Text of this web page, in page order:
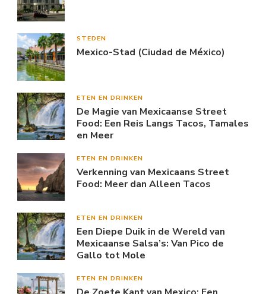
STEDEN
Mexico-Stad (Ciudad de México)
ETEN EN DRINKEN
De Magie van Mexicaanse Street
Food: Een Reis Langs Tacos, Tamales
en Meer
ETEN EN DRINKEN
Verkenning van Mexicaans Street
Food: Meer dan Alleen Tacos
ETEN EN DRINKEN
Een Diepe Duik in de Wereld van
Mexicaanse Salsa’s: Van Pico de
Gallo tot Mole
ETEN EN DRINKEN